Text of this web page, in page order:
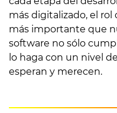
más digitalizado, el rol
más importante que
software no sólo
lo haga con un nivel
esperan y merecen.